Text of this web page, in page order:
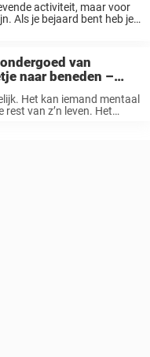
activiteit, maar voor
Als je bejaard bent heb je
van
naar beneden –
vernedering op
Het kan iemand mentaal
rest van z’n leven. Het